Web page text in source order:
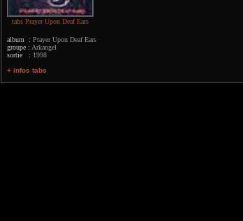
tabs Prayer Upon Deaf Ears
album : Prayer Upon Deaf Ears
groupe : Arkangel
sortie : 1998
+ infos tabs